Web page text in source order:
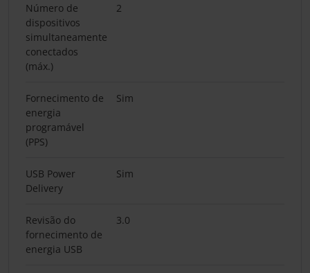
Número de
dispositivos
simultaneamente
conectados
(máx.)
2
Fornecimento de
energia
programável
(PPS)
Sim
USB Power
Delivery
Sim
Revisão do
fornecimento de
energia USB
3.0